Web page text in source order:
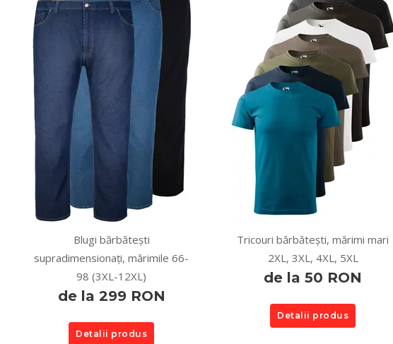
Blugi bărbătești
supradimensionați, mărimile 66-
98 (3XL-12XL)
de la 299 RON
Detalii produs
Tricouri bărbătești, mărimi mari
2XL, 3XL, 4XL, 5XL
de la 50 RON
Detalii produs